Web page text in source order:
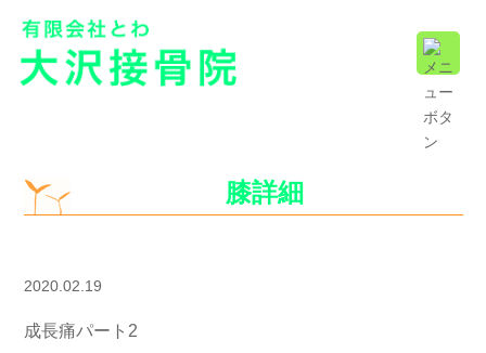
膝詳細
2020.02.19
成長痛パート2